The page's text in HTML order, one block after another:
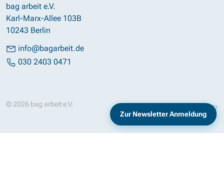
bag arbeit e.V.
Karl-Marx-Allee 103B
10243 Berlin
info@bagarbeit.de
030 2403 0471
© 2026 bag arbeit e.V. Datenschutz
Zur Newsletter Anmeldung